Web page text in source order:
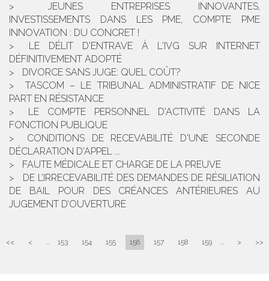
JEUNES ENTREPRISES INNOVANTES,
INVESTISSEMENTS DANS LES PME, COMPTE PME
INNOVATION : DU CONCRET !
LE DÉLIT D'ENTRAVE À L'IVG SUR INTERNET
DÉFINITIVEMENT ADOPTÉ
DIVORCE SANS JUGE: QUEL COÛT?
TASCOM – LE TRIBUNAL ADMINISTRATIF DE NICE
PART EN RÉSISTANCE
LE COMPTE PERSONNEL D'ACTIVITÉ DANS LA
FONCTION PUBLIQUE
CONDITIONS DE RECEVABILITÉ D'UNE SECONDE
DÉCLARATION D'APPEL ...
FAUTE MÉDICALE ET CHARGE DE LA PREUVE
DE L’IRRECEVABILITÉ DES DEMANDES DE RÉSILIATION
DE BAIL POUR DES CRÉANCES ANTÉRIEURES AU
JUGEMENT D’OUVERTURE
<< < ... 153 154 155 156 157 158 159 ... > >>